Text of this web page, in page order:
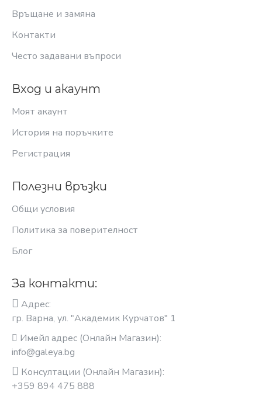
Връщане и замяна
Контакти
Често задавани въпроси
Вход и акаунт
Моят акаунт
История на поръчките
Регистрация
Полезни връзки
Общи условия
Политика за поверителност
Блог
За контакти:
Адрес:
гр. Варна, ул. "Академик Курчатов" 1
Имейл адрес (Онлайн Магазин):
info@galeya.bg
Консултации (Онлайн Магазин):
+359 894 475 888